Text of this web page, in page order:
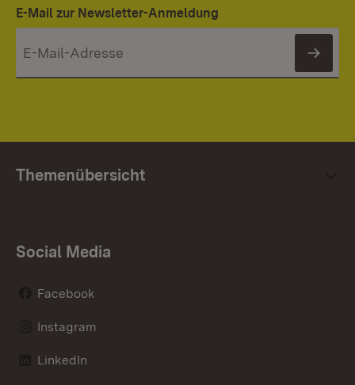
E-Mail zur Newsletter-Anmeldung
Themenübersicht
Social Media
Facebook
Instagram
LinkedIn